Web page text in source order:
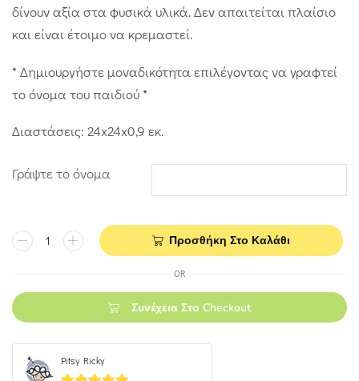
δίνουν αξία στα φυσικά υλικά. Δεν απαιτείται πλαίσιο
και είναι έτοιμο να κρεμαστεί.
* Δημιουργήστε μοναδικότητα επιλέγοντας να γραφτεί
το όνομα του παιδιού *
Διαστάσεις: 24x24x0,9 εκ.
Γράψτε το όνομα
Προσθήκη Στο Καλάθι
OR
Συνέχεια Στο Checkout
Pitsy Ricky